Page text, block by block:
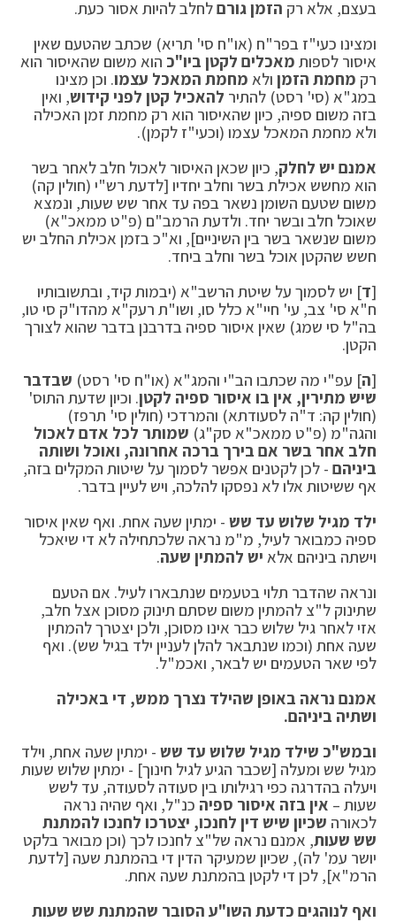
בעצם, אלא רק הזמן גורםלחלב להיות אסור כעת.
ומצינו כעי"ז בפר"ח (או"ח סי' תריא) שכתב שהטעם שאין
איסור לספות מאכלים לקטן ביו"כ הוא משום שהאיסור הוא
רק מחמת הזמן ולא מחמת המאכל עצמו. וכן מצינו
במג"א (סי' רסט) להתיר להאכיל קטן לפני קידוש, ואין
בזה משום ספיה, כיון שהאיסור הוא רק מחמת זמן האכילה
ולא מחמת המאכל עצמו (וכעי"ז לקמן).
אמנם יש לחלק, כיון שכאן האיסור לאכול חלב לאחר בשר
הוא מחשש אכילת בשר וחלב יחדיו [לדעת רש"י (חולין קה)
משום שטעם השומן נשאר בפה עד אחר שש שעות, ונמצא
שאוכל חלב ובשר יחד. ולדעת הרמב"ם (פ"ט ממאכ"א)
משום שנשאר בשר בין השיניים], וא"כ בזמן אכילת החלב יש
חשש שהקטן אוכל בשר וחלב ביחד.
[ד] יש לסמוך על שיטת הרשב"א (יבמות קיד, ובתשובותיו
ח"א סי' צב, עי' חיי"א כלל סו, ושו"ת רעק"א מהדו"ק סי טו,
בה"ל סי שמג) שאין איסור ספיה בדרבנן בדבר שהוא לצורך
הקטן.
[ה] עפ"י מה שכתבו הב"י והמג"א (או"ח סי' רסט) שבדבר
שיש מתירין, אין בו איסור ספיה לקטן. וכיון שדעת התוס'
(חולין קה: ד"ה לסעודתא) והמרדכי (חולין סי' תרפז)
והגה"מ (פ"ט ממאכ"א סק"ג) שמותר לכל אדם לאכול
חלב אחר בשר אם בירך ברכה אחרונה, ואוכל ושותה
ביניהם - לכן לקטנים אפשר לסמוך על שיטות המקלים בזה,
אף ששיטות אלו לא נפסקו להלכה, ויש לעיין בדבר.
ילד מגיל שלוש עד שש - ימתין שעה אחת. ואף שאין איסור
ספיה כמבואר לעיל, מ"מ נראה שלכתחילה לא די שיאכל
וישתה ביניהם אלא יש להמתין שעה.
ונראה שהדבר תלוי בטעמים שנתבארו לעיל. אם הטעם
שתינוק ל"צ להמתין משום שסתם תינוק מסוכן אצל חלב,
אזי לאחר גיל שלוש כבר אינו מסוכן, ולכן יצטרך להמתין
שעה אחת (וכמו שנתבאר להלן לעניין ילד בגיל שש). ואף
לפי שאר הטעמים יש לבאר, ואכמ"ל.
אמנם נראה באופן שהילד נצרך ממש, די באכילה
ושתיה ביניהם.
ובמש"כ שילד מגיל שלוש עד שש - ימתין שעה אחת, וילד
מגיל שש ומעלה [שכבר הגיע לגיל חינוך] - ימתין שלוש שעות
ויעלה בהדרגה כפי רגילותו בין סעודה לסעודה, עד לשש
שעות – אין בזה איסור ספיה כנ"ל, ואף שהיה נראה
לכאורה שכיון שיש דין לחנכו, יצטרכו לחנכו להמתנת
שש שעות, אמנם נראה של"צ לחנכו לכך (וכן מבואר בלקט
יושר עמ' לה), שכיון שמעיקר הדין די בהמתנת שעה [לדעת
הרמ"א], לכן די לקטן בהמתנת שעה אחת.
ואף לנוהגים כדעת השו"ע הסובר שהמתנת שש שעות